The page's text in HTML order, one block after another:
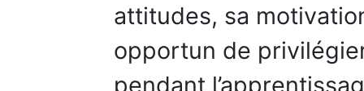
attitudes, sa
opportun de
pendant